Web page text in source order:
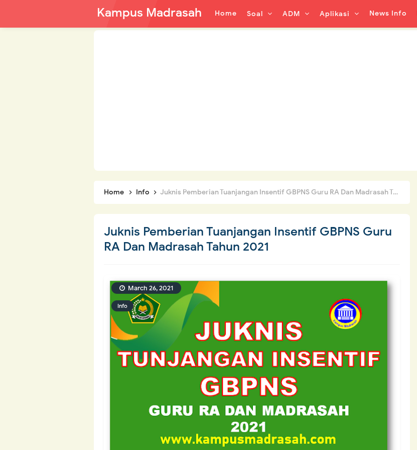
Kampus Madrasah Home Soal ADM Aplikasi News Info
Home Info Juknis Pemberian Tuanjangan Insentif GBPNS Guru RA Dan Madrasah Tahun 2021
Juknis Pemberian Tuanjangan Insentif GBPNS Guru
RA Dan Madrasah Tahun 2021
Info
March 26, 2021